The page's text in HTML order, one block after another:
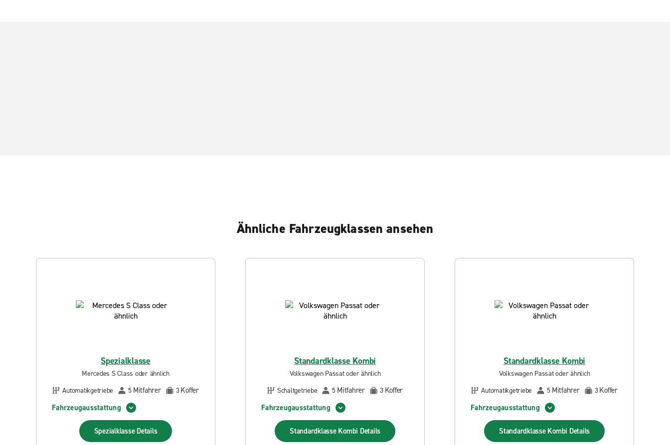
Ähnliche Fahrzeugklassen ansehen
Spezialklasse
Mercedes S Class oder ähnlich
Automatikgetriebe
5 Mitfahrer 3Koffer
Fahrzeugausstattung
Spezialklasse Details
Standardklasse Kombi
Volkswagen Passat oder ähnlich
Schaltgetriebe
5 Mitfahrer 3 Koffer
Fahrzeugausstattung
Standardklasse Kombi Details
Standardklasse Kombi
Volkswagen Passat oder ähnlich
Automatikgetriebe
5 Mitfahrer 3Koffer
Fahrzeugausstattung
Standardklasse Kombi Details